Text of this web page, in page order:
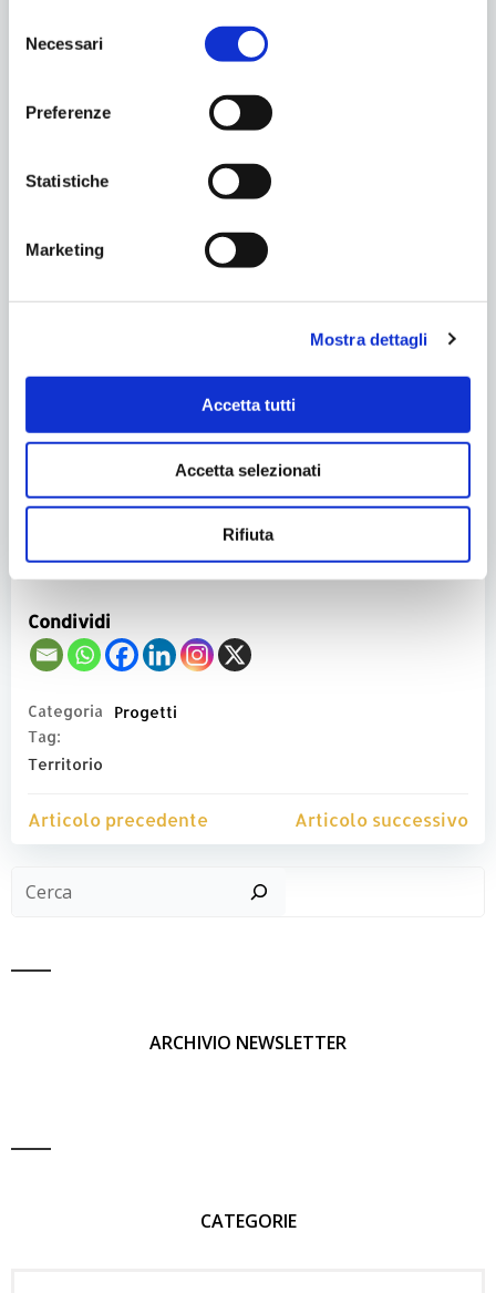
delNecessari
Preferenze
Statistiche
Marketing
Mostra dettagli
Accetta tutti
Accetta selezionati
Rifiuta
Condividi
Categoria
Progetti
Tag:
Territorio
Post
navigation
Articolo precedente
Post
navigation
Articolo successivo
ARCHIVIO NEWSLETTER
CATEGORIE